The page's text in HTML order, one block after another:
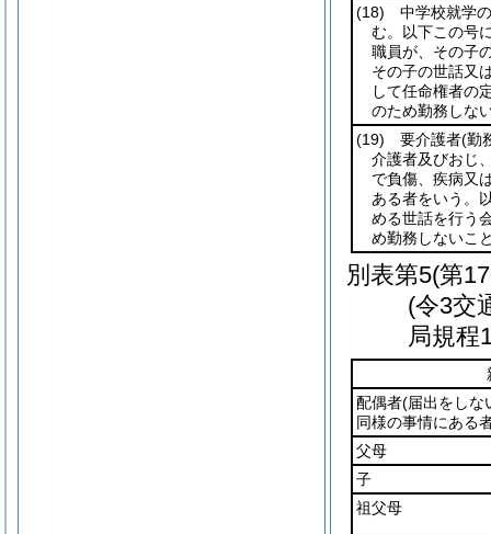
(18) 中学校就学
む。以下この号
職員が、その子
その子の世話又
して任命権者の
のため勤務しな
(19) 要介護者(勤
介護者及びおじ
で負傷、疾病又
ある者をいう。
める世話を行う
め勤務しないこ
別表第5(第
(令3交
局規程
配偶者(届出をしな
同様の事情にある
父母
子
祖父母